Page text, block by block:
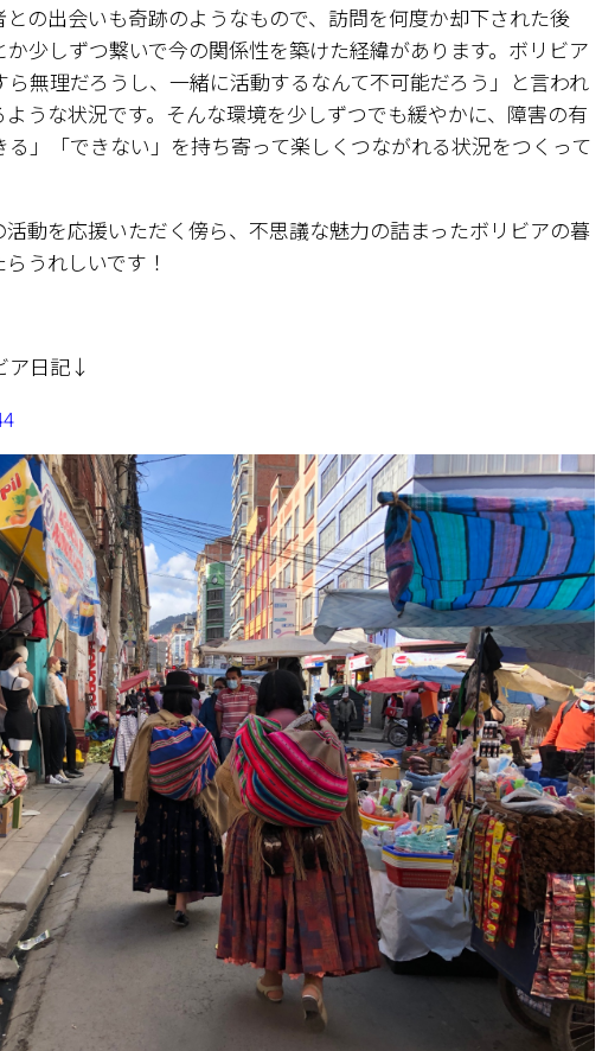
の出会いも奇跡のようなもので、訪問を何度か却下された後
少しずつ繋いで今の関係性を築けた経緯があります。ボリビア
無理だろうし、一緒に活動するなんて不可能だろう」と言われ
うな状況です。そんな環境を少しずつでも緩やかに、障害の有
」「できない」を持ち寄って楽しくつながれる状況をつくって
動を応援いただく傍ら、不思議な魅力の詰まったボリビアの暮
うれしいです！
ア日記↓